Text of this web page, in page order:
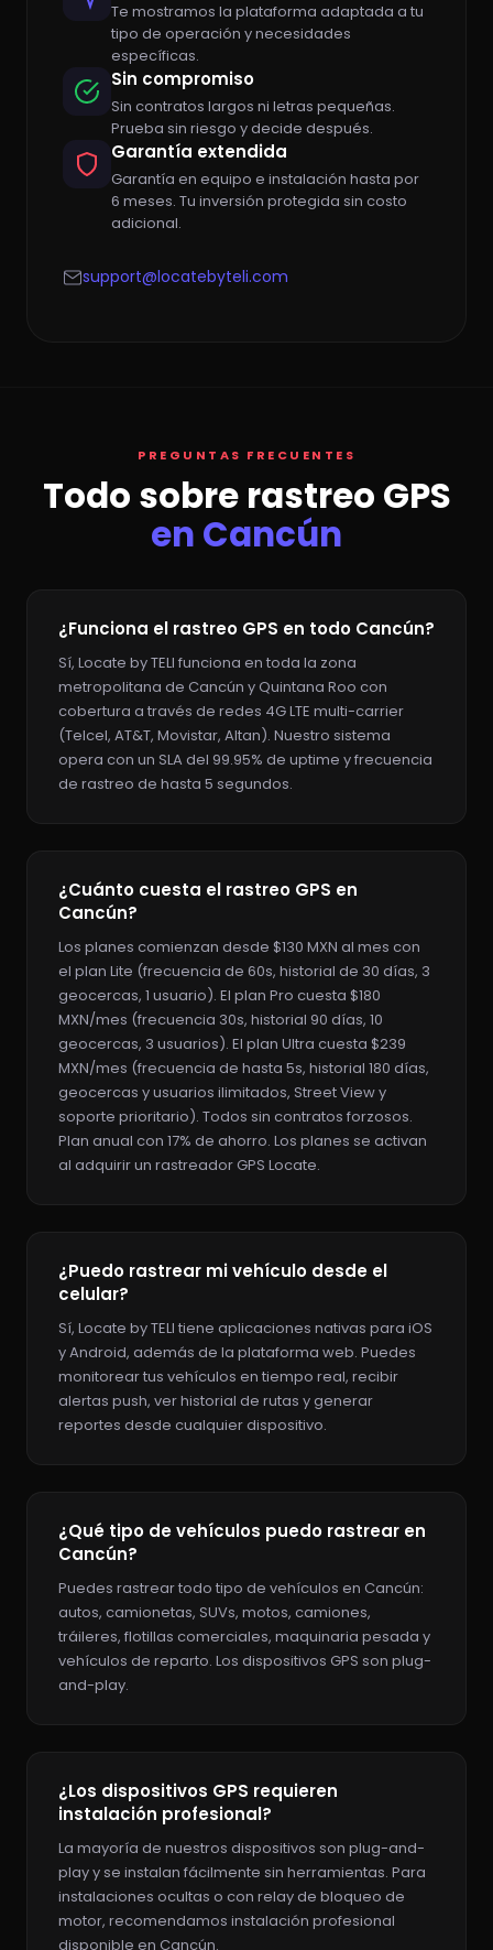
Te mostramos la plataforma adaptada a tu
tipo de operación y necesidades
específicas.
Sin compromiso
Sin contratos largos ni letras pequeñas.
Prueba sin riesgo y decide después.
Garantía extendida
Garantía en equipo e instalación hasta por
6 meses. Tu inversión protegida sin costo
adicional.
support@locatebyteli.com
PREGUNTAS FRECUENTES
Todo sobre rastreo GPS
en Cancún
¿Funciona el rastreo GPS en todo Cancún?
Sí, Locate by TELI funciona en toda la zona
metropolitana de Cancún y Quintana Roo con
cobertura a través de redes 4G LTE multi-carrier
(Telcel, AT&T, Movistar, Altan). Nuestro sistema
opera con un SLA del 99.95% de uptime y frecuencia
de rastreo de hasta 5 segundos.
¿Cuánto cuesta el rastreo GPS en
Cancún?
Los planes comienzan desde $130 MXN al mes con
el plan Lite (frecuencia de 60s, historial de 30 días, 3
geocercas, 1 usuario). El plan Pro cuesta $180
MXN/mes (frecuencia 30s, historial 90 días, 10
geocercas, 3 usuarios). El plan Ultra cuesta $239
MXN/mes (frecuencia de hasta 5s, historial 180 días,
geocercas y usuarios ilimitados, Street View y
soporte prioritario). Todos sin contratos forzosos.
Plan anual con 17% de ahorro. Los planes se activan
al adquirir un rastreador GPS Locate.
¿Puedo rastrear mi vehículo desde el
celular?
Sí, Locate by TELI tiene aplicaciones nativas para iOS
y Android, además de la plataforma web. Puedes
monitorear tus vehículos en tiempo real, recibir
alertas push, ver historial de rutas y generar
reportes desde cualquier dispositivo.
¿Qué tipo de vehículos puedo rastrear en
Cancún?
Puedes rastrear todo tipo de vehículos en Cancún:
autos, camionetas, SUVs, motos, camiones,
tráileres, flotillas comerciales, maquinaria pesada y
vehículos de reparto. Los dispositivos GPS son plug-
and-play.
¿Los dispositivos GPS requieren
instalación profesional?
La mayoría de nuestros dispositivos son plug-and-
play y se instalan fácilmente sin herramientas. Para
instalaciones ocultas o con relay de bloqueo de
motor, recomendamos instalación profesional
disponible en Cancún.